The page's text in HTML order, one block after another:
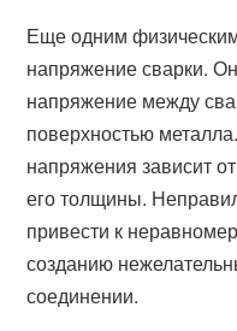
Еще одним
напряжение сварки.
напряжение между
поверхностью
напряжения зависит
его толщины.
привести к
созданию
соединении.